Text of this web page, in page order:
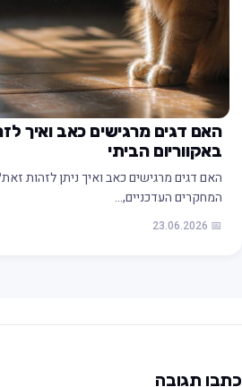
האם דגים מרגישים כאב ואיך
באקווריום הביתי
האם דגים מרגישים כאב ואיך ניתן לזהות
המחקרים העדכניים,…
📅 23.06.2026
תגובה